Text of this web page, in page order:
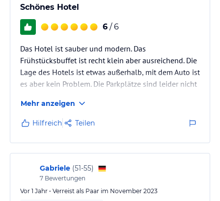
Schönes Hotel
6 / 6
Das Hotel ist sauber und modern. Das
Frühstücksbuffet ist recht klein aber ausreichend. Die
Lage des Hotels ist etwas außerhalb, mit dem Auto ist
es aber kein Problem. Die Parkplätze sind leider nicht
Mehr anzeigen
Hilfreich Teilen
Gabriele (51-55)
7 Bewertungen
Vor 1 Jahr • Verreist als Paar im November 2023